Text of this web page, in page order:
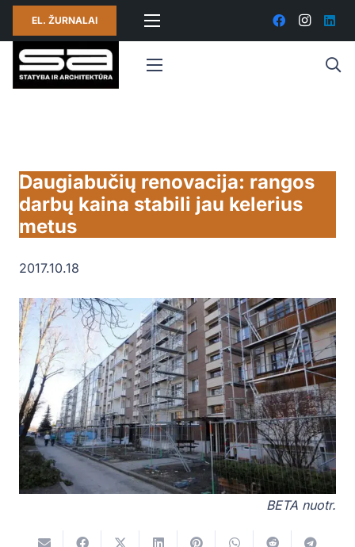
EL. ŽURNALAI
Daugiabučių renovacija: rangos
darbų kaina stabili jau kelerius
metus
2017.10.18
BETA nuotr.